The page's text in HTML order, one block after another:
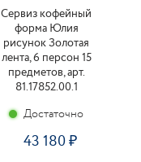
Сервиз кофейный
форма Юлия
рисунок Золотая
лента, 6 персон 15
предметов, арт.
81.17852.00.1
Достаточно
43 180